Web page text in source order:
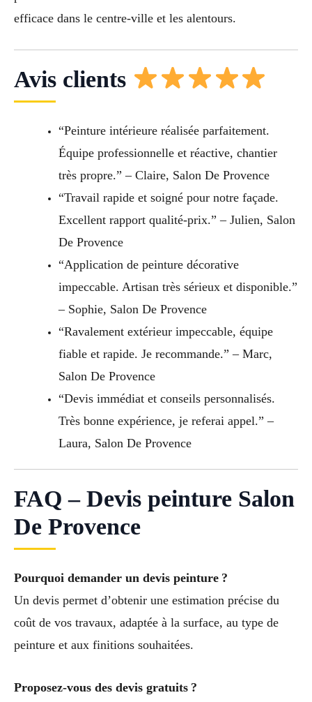
efficace dans le centre-ville et les alentours.
Avis clients
“Peinture intérieure réalisée parfaitement.
Équipe professionnelle et réactive, chantier
très propre.” – Claire, Salon De Provence
“Travail rapide et soigné pour notre façade.
Excellent rapport qualité-prix.” – Julien, Salon
De Provence
“Application de peinture décorative
impeccable. Artisan très sérieux et disponible.”
– Sophie, Salon De Provence
“Ravalement extérieur impeccable, équipe
fiable et rapide. Je recommande.” – Marc,
Salon De Provence
“Devis immédiat et conseils personnalisés.
Très bonne expérience, je referai appel.” –
Laura, Salon De Provence
FAQ – Devis peinture Salon
De Provence
Pourquoi demander un devis peinture ?
Un devis permet d’obtenir une estimation précise du
coût de vos travaux, adaptée à la surface, au type de
peinture et aux finitions souhaitées.
Proposez-vous des devis gratuits ?